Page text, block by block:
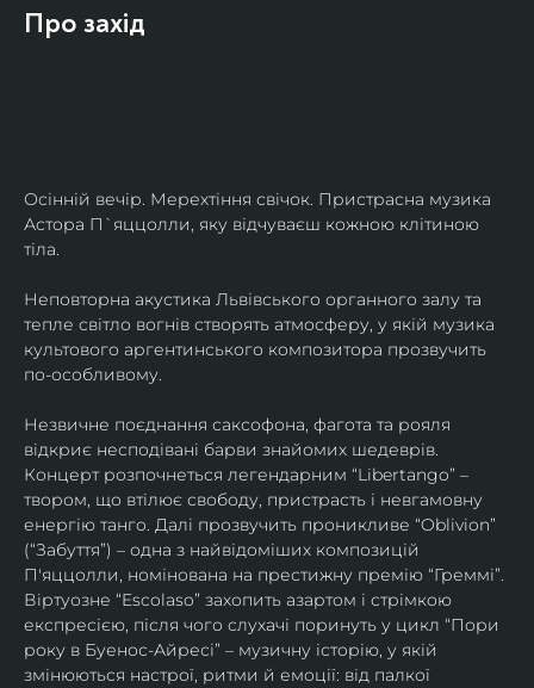
Про захід
Осінній вечір. Мерехтіння свічок. Пристрасна музика
Астора П`яццолли, яку відчуваєш кожною клітиною
тіла.
Неповторна акустика Львівського органного залу та
тепле світло вогнів створять атмосферу, у якій музика
культового аргентинського композитора прозвучить
по-особливому.
Незвичне поєднання саксофона, фагота та рояля
відкриє несподівані барви знайомих шедеврів.
Концерт розпочнеться легендарним “Libertango” –
твором, що втілює свободу, пристрасть і невгамовну
енергію танго. Далі прозвучить проникливе “Oblivion”
(“Забуття”) – одна з найвідоміших композицій
П'яццолли, номінована на престижну премію “Греммі”.
Віртуозне “Escolaso” захопить азартом і стрімкою
експресією, після чого слухачі поринуть у цикл “Пори
року в Буенос-Айресі” – музичну історію, у якій
змінюються настрої, ритми й емоції: від палкої